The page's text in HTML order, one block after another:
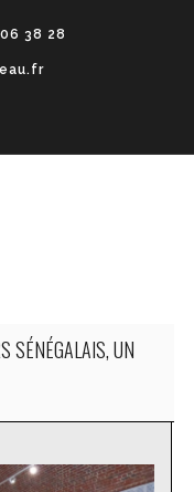
38 28
SÉNÉGALAIS, UN